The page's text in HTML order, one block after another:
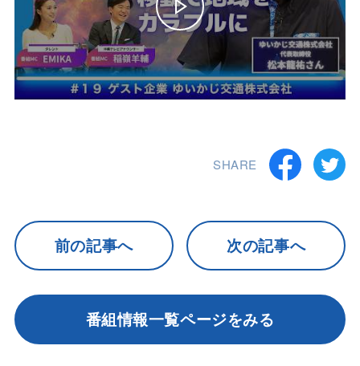
SHARE
前の記事へ 次の記事へ
番組情報一覧ページをみる